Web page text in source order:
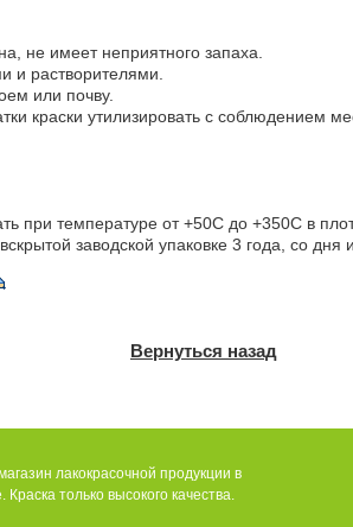
не имеет неприятного запаха.
и растворителями.
или почву.
краски утилизировать с соблюдением
при температуре от +50С до +350С в
заводской упаковке 3 года, со дня
Вернуться назад
лакокрасочной продукции в
Краска только высокого качества.